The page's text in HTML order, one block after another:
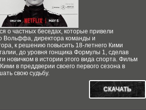
о частных беседах, которые привели
Вольффа, директора команды и
к решению повысить 18-летнего Кими
до уровня гонщика Формулы 1, сделав
новичком в истории этого вида спорта. Фильм
в преддверии своего первого сезона в
свою судьбу.
СКАЧАТЬ